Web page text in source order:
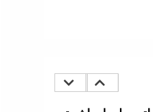
تعرض “صفقة